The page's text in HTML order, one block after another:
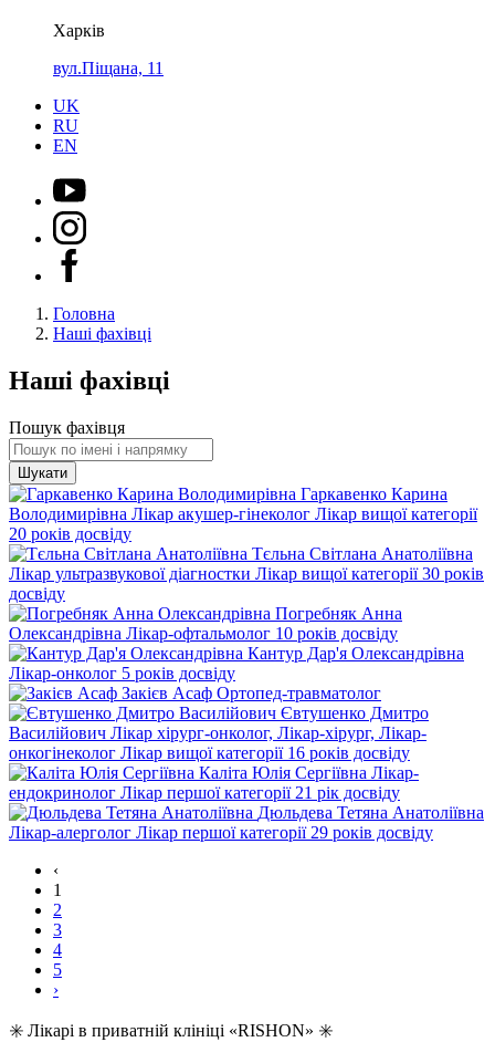
Харків
вул.Піщана, 11
UK
RU
EN
Головна
Наші фахівці
Наші фахівці
Пошук фахівця
Шукати
Гаркавенко Карина
Володимирівна Лікар акушер-гінеколог Лікар вищої категорії
20 років досвіду
Тєльна Світлана Анатоліївна
Лікар ультразвукової діагностки Лікар вищої категорії30 років
досвіду
Погребняк Анна
Олександрівна Лікар-офтальмолог 10 років досвіду
Кантур Дар'я Олександрівна
Лікар-онколог 5 років досвіду
Закієв Асаф Ортопед-травматолог
Євтушенко Дмитро
Василійович Лікар хірург-онколог, Лікар-хірург, Лікар-
онкогінеколог Лікар вищої категорії 16 років досвіду
Каліта Юлія Сергіївна Лікар-
ендокринолог Лікар першої категорії 21 рік досвіду
Дюльдева Тетяна Анатоліївна
Лікар-алерголог Лікар першої категорії 29 років досвіду
‹
1
2
3
4
5
›
✳️ Лікарі в приватній клініці «RISHON» ✳️